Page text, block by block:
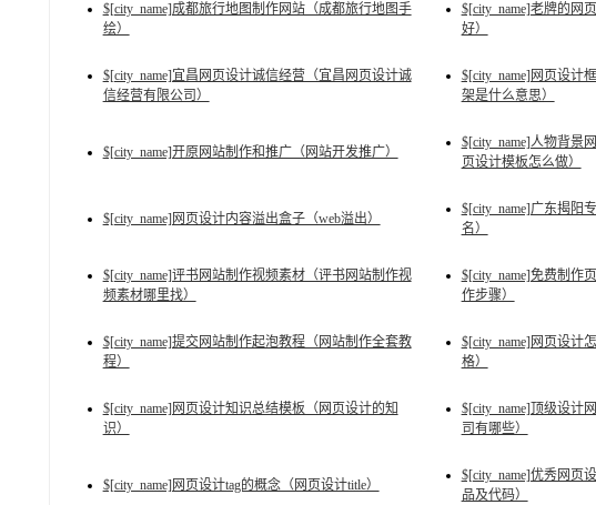
$[city_name]成都旅行地图制作网站（成都旅行地图手
绘）
$[city_name]老牌的网
好）
$[city_name]宜昌网页设计诚信经营（宜昌网页设计诚
信经营有限公司）
$[city_name]网页设计
架是什么意思）
$[city_name]开原网站制作和推广（网站开发推广）
$[city_name]人物背景
页设计模板怎么做）
$[city_name]网页设计内容溢出盒子（web溢出）
$[city_name]广东揭阳
名）
$[city_name]评书网站制作视频素材（评书网站制作视
频素材哪里找）
$[city_name]免费制作
作步骤）
$[city_name]提交网站制作起泡教程（网站制作全套教
程）
$[city_name]网页设计
格）
$[city_name]网页设计知识总结模板（网页设计的知
识）
$[city_name]顶级设计
司有哪些）
$[city_name]网页设计tag的概念（网页设计title）
$[city_name]优秀网页
品及代码）